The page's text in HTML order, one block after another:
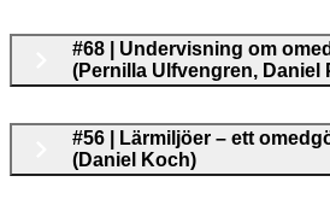
#68 | Undervisning om
(Pernilla Ulfvengren, Daniel
#56 | Lärmiljöer – ett
(Daniel Koch)